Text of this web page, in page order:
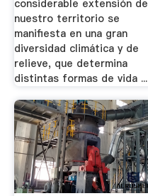
considerable extensión de
nuestro territorio se
manifiesta en una gran
diversidad climática y de
relieve, que determina
distintas formas de vida ...